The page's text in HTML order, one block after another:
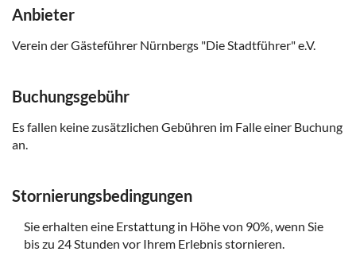
Nachweis über Ihre Behinderung vorlegen müssen.
Es wird empfohlen, bequeme Schuhe zu tragen
Anbieter
Verein der Gästeführer Nürnbergs "Die Stadtführer" e.V.
Buchungsgebühr
Es fallen keine zusätzlichen Gebühren im Falle einer Buchung
an.
Stornierungsbedingungen
Sie erhalten eine Erstattung in Höhe von 90%, wenn Sie
bis zu 24 Stunden vor Ihrem Erlebnis stornieren.